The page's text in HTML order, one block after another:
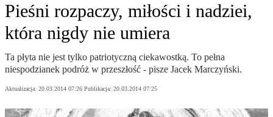
Pieśni rozpaczy, miłości i nadziei,
która nigdy nie umiera
Ta płyta nie jest tylko patriotyczną ciekawostką. To pełna
niespodzianek podróż w przeszłość - pisze Jacek Marczyński.
Aktualizacja: 20.03.2014 07:26 Publikacja: 20.03.2014 07:25